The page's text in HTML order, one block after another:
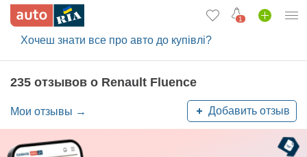
1
Вход в кабинет
Отзывы об авто
Хочеш знати все про авто до купівлі?
235 отзывов о Renault Fluence
Мои отзывы → Добавить отзыв